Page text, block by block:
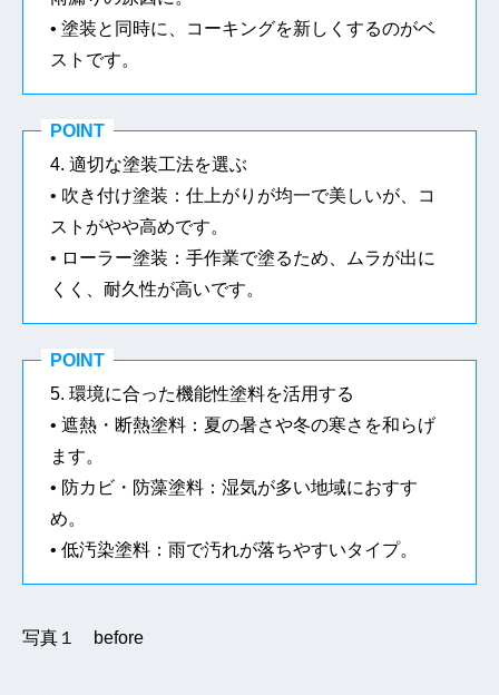
• 塗装と同時に、コーキングを新しくするのがベ
ストです。
POINT
4. 適切な塗装工法を選ぶ
• 吹き付け塗装：仕上がりが均一で美しいが、コ
ストがやや高めです。
• ローラー塗装：手作業で塗るため、ムラが出に
くく、耐久性が高いです。
POINT
5. 環境に合った機能性塗料を活用する
• 遮熱・断熱塗料：夏の暑さや冬の寒さを和らげ
ます。
• 防カビ・防藻塗料：湿気が多い地域におすす
め。
• 低汚染塗料：雨で汚れが落ちやすいタイプ。
写真１ before